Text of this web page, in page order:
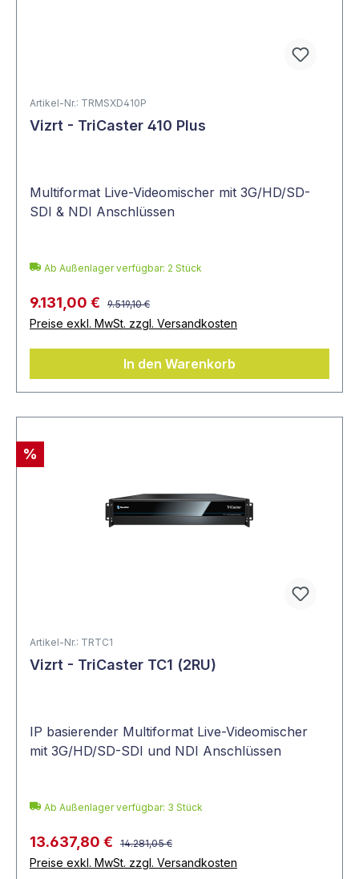
Artikel-Nr.: TRMSXD410P
Vizrt - TriCaster 410 Plus
Multiformat Live-Videomischer mit 3G/HD/SD-
SDI & NDI Anschlüssen
Ab Außenlager verfügbar: 2 Stück
9.131,00 € 9.519,10 €
Preise exkl. MwSt. zzgl. Versandkosten
In den Warenkorb
%
Artikel-Nr.: TRTC1
Vizrt - TriCaster TC1 (2RU)
IP basierender Multiformat Live-Videomischer
mit 3G/HD/SD-SDI und NDI Anschlüssen
Ab Außenlager verfügbar: 3 Stück
13.637,80 € 14.281,05 €
Preise exkl. MwSt. zzgl. Versandkosten